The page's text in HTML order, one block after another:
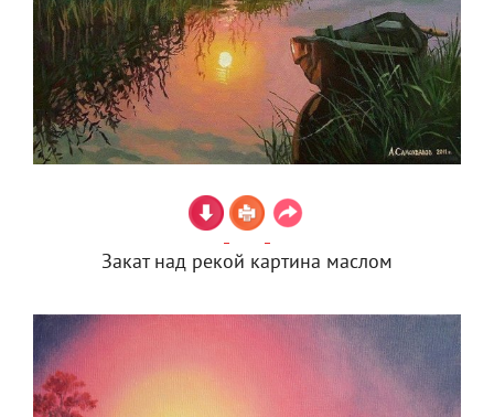
Закат над рекой картина маслом